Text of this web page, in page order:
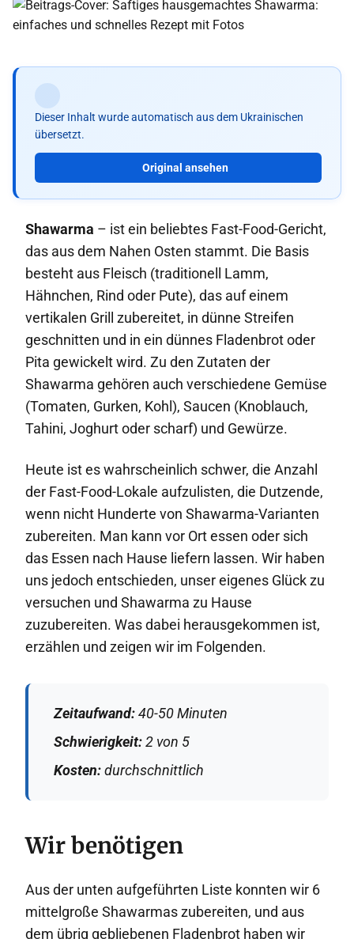
Dieser Inhalt wurde automatisch aus dem Ukrainischen
übersetzt.
Original ansehen
Shawarma – ist ein beliebtes Fast-Food-Gericht,
das aus dem Nahen Osten stammt. Die Basis
besteht aus Fleisch (traditionell Lamm,
Hähnchen, Rind oder Pute), das auf einem
vertikalen Grill zubereitet, in dünne Streifen
geschnitten und in ein dünnes Fladenbrot oder
Pita gewickelt wird. Zu den Zutaten der
Shawarma gehören auch verschiedene Gemüse
(Tomaten, Gurken, Kohl), Saucen (Knoblauch,
Tahini, Joghurt oder scharf) und Gewürze.
Heute ist es wahrscheinlich schwer, die Anzahl
der Fast-Food-Lokale aufzulisten, die Dutzende,
wenn nicht Hunderte von Shawarma-Varianten
zubereiten. Man kann vor Ort essen oder sich
das Essen nach Hause liefern lassen. Wir haben
uns jedoch entschieden, unser eigenes Glück zu
versuchen und Shawarma zu Hause
zuzubereiten. Was dabei herausgekommen ist,
erzählen und zeigen wir im Folgenden.
Zeitaufwand:40-50 Minuten
Schwierigkeit:2 von 5
Kosten:durchschnittlich
Wir benötigen
Aus der unten aufgeführten Liste konnten wir 6
mittelgroße Shawarmas zubereiten, und aus
dem übrig gebliebenen Fladenbrot haben wir